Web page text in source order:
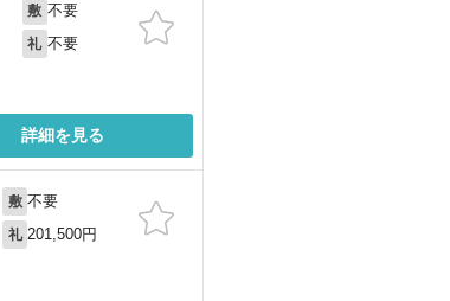
敷 不要
礼 不要
詳細を見る
敷 不要
礼 201,500円